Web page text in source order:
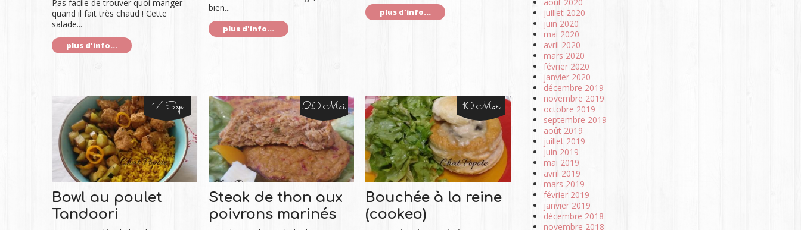
Pas facile de trouver quoi manger
quand il fait très chaud ! Cette
salade...
plus d'info...
bien...
plus d'info...
plus d'info...
17 Sep
Bowl au poulet
Tandoori
20 Mai
Steak de thon aux
poivrons marinés
10 Mar
Bouchée à la reine
(cookeo)
juillet 2020
juin 2020
mai 2020
avril 2020
mars 2020
février 2020
janvier 2020
décembre 2019
novembre 2019
octobre 2019
septembre 2019
août 2019
juillet 2019
juin 2019
mai 2019
avril 2019
mars 2019
février 2019
janvier 2019
décembre 2018
novembre 2018